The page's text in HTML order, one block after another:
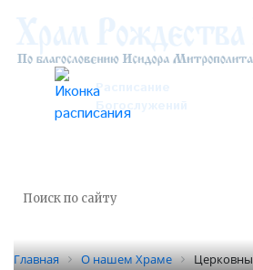
Расписание
Богослужений
Главная О нашем Храме